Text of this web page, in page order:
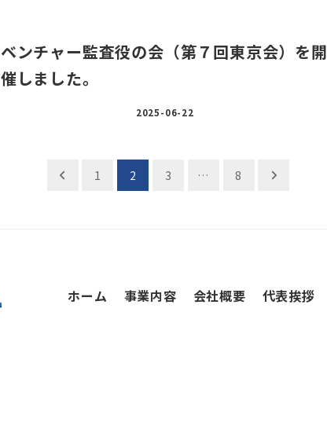
ベンチャー監査役の会（第７回東京会）を開
催しました。
2025-06-22
1 2 3 … 8
ホーム 事業内容 会社概要 代表挨拶